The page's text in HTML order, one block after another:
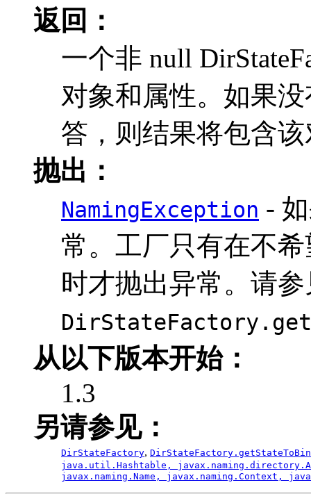
返回：
一个非 null
对象和属性。如果
答，则结果将包含
抛出：
NamingException -
常。工厂只有在不
时才抛出异常。请参
从以下版本开始：
1.3
另请参见：
DirStateFactory,
java.util.Hashtable ,
javax.naming.Name, javax.naming.Context,